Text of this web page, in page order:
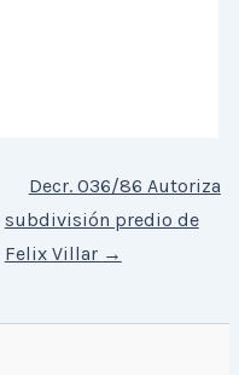
Decr. 036/86 Autoriza
subdivisión predio de
Felix Villar →